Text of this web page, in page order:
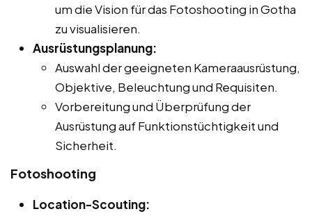
um die Vision für das Fotoshooting in Gotha
zu visualisieren.
Ausrüstungsplanung:
Auswahl der geeigneten Kameraausrüstung,
Objektive, Beleuchtung und Requisiten.
Vorbereitung und Überprüfung der
Ausrüstung auf Funktionstüchtigkeit und
Sicherheit.
Fotoshooting
Location-Scouting: